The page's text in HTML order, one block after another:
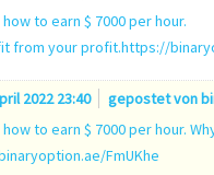
to earn $ 7000 per hour.
from your profit.https://
2022 23:40 gepostet von
to earn $ 7000 per hour.
FmUKhe